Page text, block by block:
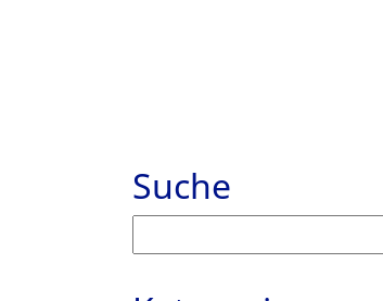
Suche
nach: